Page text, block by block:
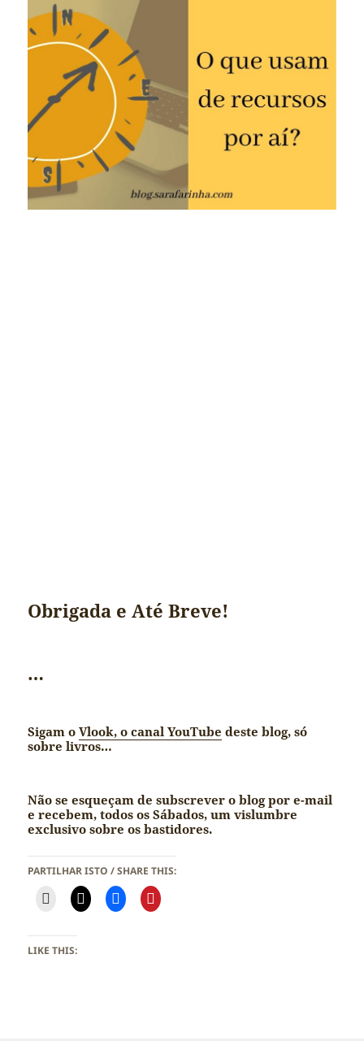
Obrigada e Até Breve!
…
Sigam oVlook, o canal YouTube deste blog, só
sobre livros…
Não se esqueçam de subscrever o blog por e-mail
e recebem, todos os Sábados, um vislumbre
exclusivo sobre os bastidores.
PARTILHAR ISTO / SHARE THIS:
LIKE THIS: